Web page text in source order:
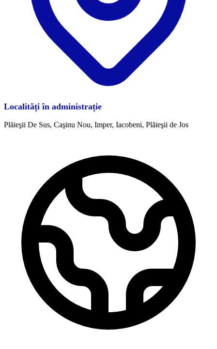
Localități în administrație
Plăieşii De Sus, Caşinu Nou, Imper, Iacobeni, Plăieşii de Jos